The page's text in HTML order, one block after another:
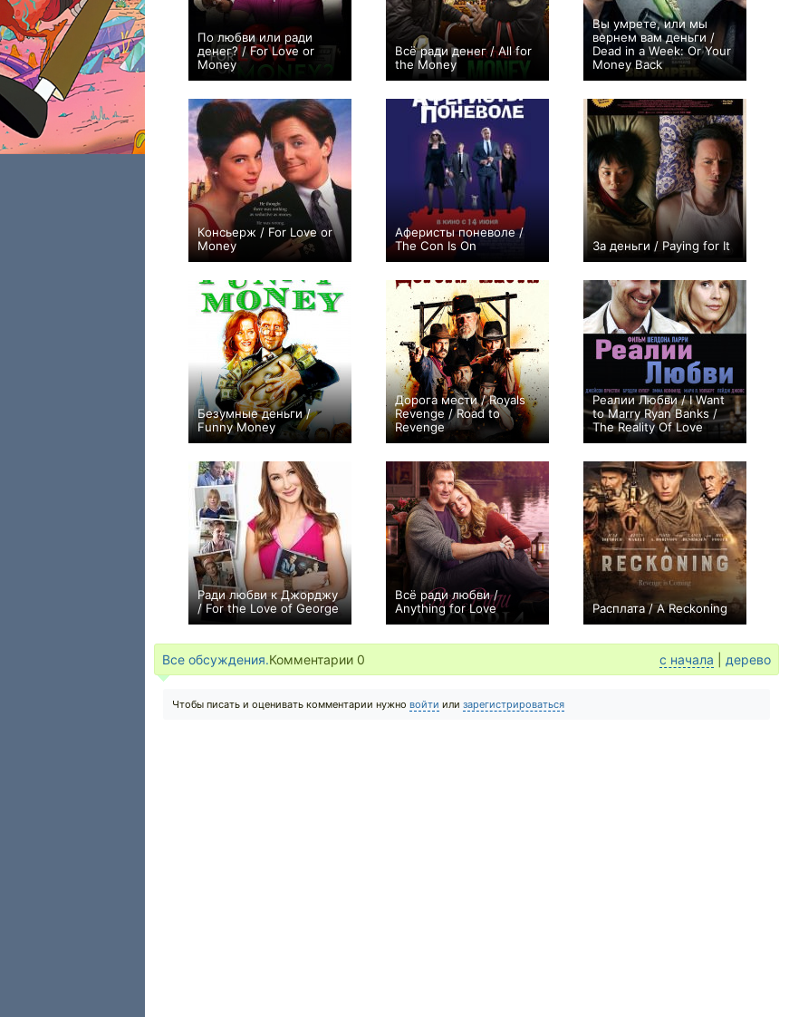
По любви или ради
денег? / For Love or
Money
0
Всё ради денег / All for
the Money
0
Вы умрете, или мы
вернем вам деньги /
Dead in a Week: Or Your
Money Back
+62
Консьерж / For Love or
Money
+8
Аферисты поневоле /
The Con Is On
0
За деньги / Paying for It
+1
Безумные деньги /
Funny Money
0
Дорога мести / Royals
Revenge / Road to
Revenge
0
Реалии Любви / I Want
to Marry Ryan Banks /
The Reality Of Love
0
Ради любви к Джорджу
/ For the Love of George
0
Всё ради любви /
Anything for Love
0
Расплата / A Reckoning
0
Все обсуждения.Комментарии 0 с начала дерево
Чтобы писать и оценивать комментарии нужно войти или зарегистрироваться